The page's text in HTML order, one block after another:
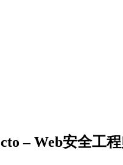
cto – Web安全工